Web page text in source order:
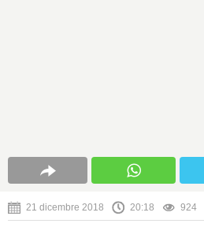
21 dicembre 2018 20:18 924